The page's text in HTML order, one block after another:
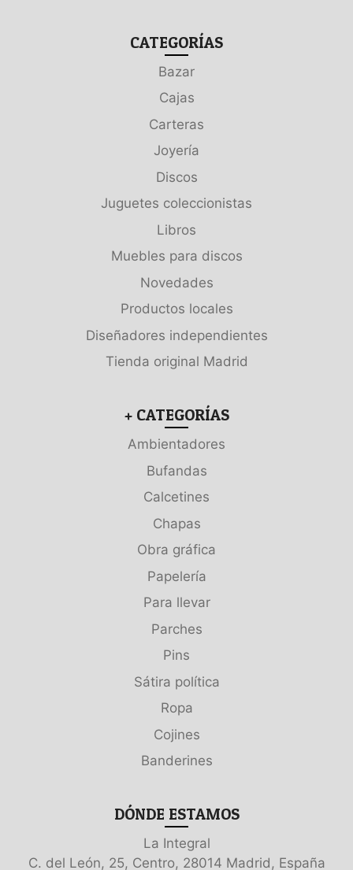
CATEGORÍAS
Bazar
Cajas
Carteras
Joyería
Discos
Juguetes coleccionistas
Libros
Muebles para discos
Novedades
Productos locales
Diseñadores independientes
Tienda original Madrid
+ CATEGORÍAS
Ambientadores
Bufandas
Calcetines
Chapas
Obra gráfica
Papelería
Para llevar
Parches
Pins
Sátira política
Ropa
Cojines
Banderines
DÓNDE ESTAMOS
La Integral
C. del León, 25, Centro, 28014 Madrid, España